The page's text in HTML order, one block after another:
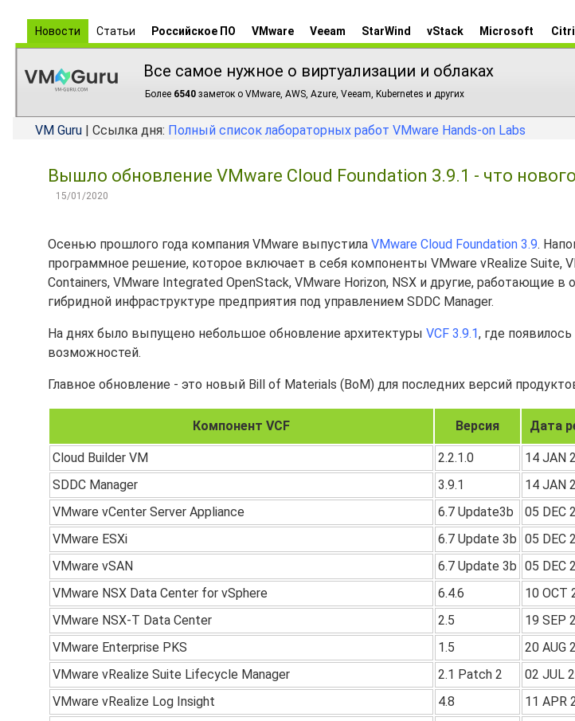
Новости Статьи Российское ПО VMware Veeam StarWind vStack Microsoft
Все самое нужное о виртуализации и облаках
Более 6540 заметок о VMware, AWS, Azure, Veeam, Kubernetes и других
VM Guru | Ссылка дня: Полный список лабораторных работ VMware Hands-on Labs
Вышло обновление VMware Cloud Foundation 3.9.1 - что
15/01/2020
Осенью прошлого года компания VMware выпустила VMware Cloud Foundation 3.9.
программное решение, которое включает в себя компоненты VMware vRealize Suite,
Containers, VMware Integrated OpenStack, VMware Horizon, NSX и другие, работающие в
гибридной инфраструктуре предприятия под управлением SDDC Manager.
На днях было выпущено небольшое обновление архитектуры VCF 3.9.1, где
возможностей.
Главное обновление - это новый Bill of Materials (BoM) для последних версий
Компонент VCF Версия Дата
Cloud Builder VM 2.2.1.0 14 JAN
SDDC Manager
3.9.1 14 JAN
VMware vCenter Server Appliance
6.7 Update3b 05 DEC
VMware ESXi
6.7 Update 3b 05 DEC
VMware vSAN
6.7 Update 3b 05 DEC
VMware NSX Data Center for vSphere
6.4.6 10 OCT
VMware NSX-T Data Center
2.5 19 SEP
VMware Enterprise PKS
1.5 20 AUG
VMware vRealize Suite Lifecycle Manager
2.1 Patch 2 02 JUL
VMware vRealize Log Insight
4.8 11 APR